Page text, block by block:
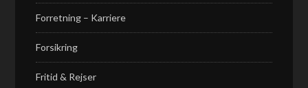
Forretning – Karriere
Forsikring
Fritid & Rejser